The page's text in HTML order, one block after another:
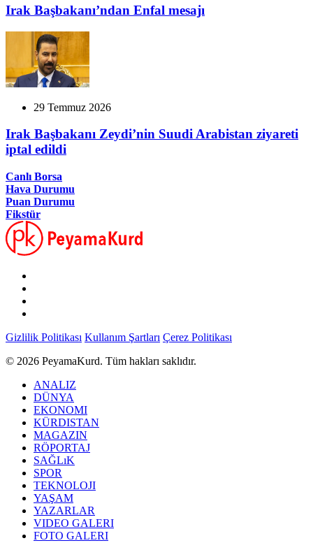
Irak Başbakanı’ndan Enfal mesajı
29 Temmuz 2026
Irak Başbakanı Zeydi’nin Suudi Arabistan ziyareti
iptal edildi
Canlı Borsa
Hava Durumu
Puan Durumu
Fikstür
Gizlilik Politikası Kullanım Şartları Çerez Politikası
© 2026 PeyamaKurd. Tüm hakları saklıdır.
ANALIZ
DÜNYA
EKONOMI
KÜRDISTAN
MAGAZIN
RÖPORTAJ
SAĞLıK
SPOR
TEKNOLOJI
YAŞAM
YAZARLAR
VIDEO GALERI
FOTO GALERI